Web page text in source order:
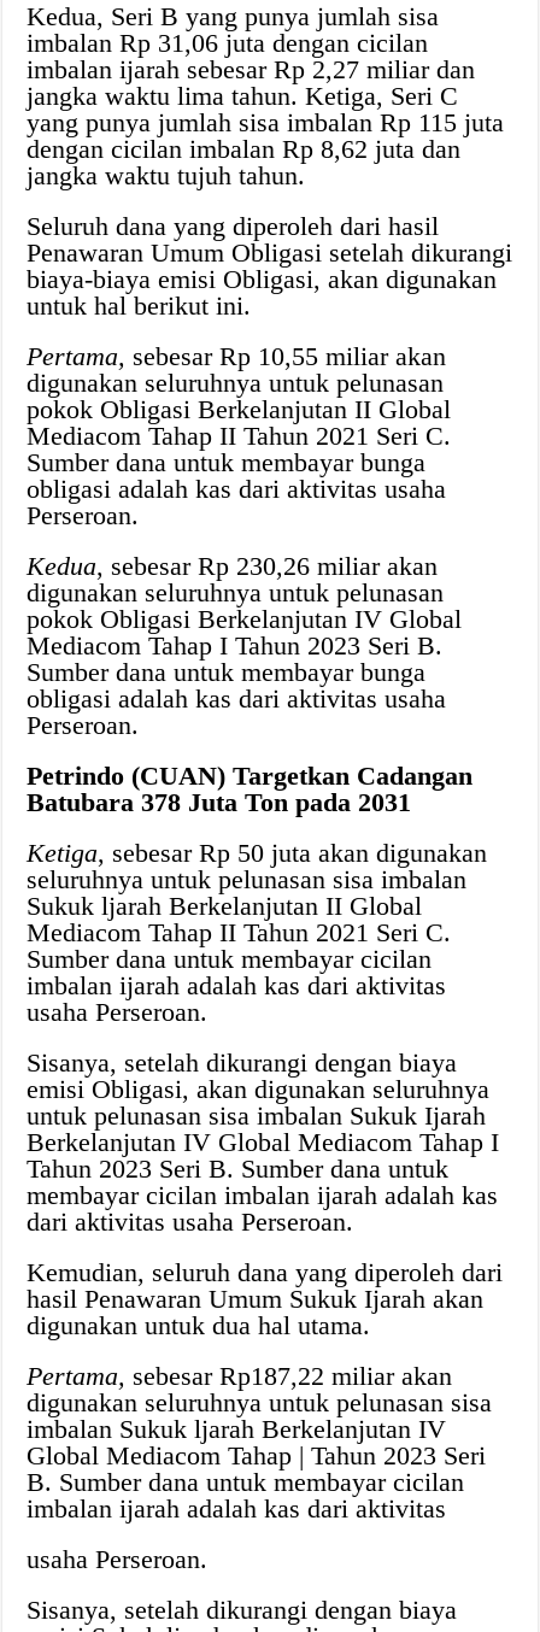
Kedua, Seri B yang punya jumlah sisa
imbalan Rp 31,06 juta dengan cicilan
imbalan ijarah sebesar Rp 2,27 miliar dan
jangka waktu lima tahun. Ketiga, Seri C
yang punya jumlah sisa imbalan Rp 115 juta
dengan cicilan imbalan Rp 8,62 juta dan
jangka waktu tujuh tahun.
Seluruh dana yang diperoleh dari hasil
Penawaran Umum Obligasi setelah dikurangi
biaya-biaya emisi Obligasi, akan digunakan
untuk hal berikut ini.
Pertama, sebesar Rp 10,55 miliar akan
digunakan seluruhnya untuk pelunasan
pokok Obligasi Berkelanjutan II Global
Mediacom Tahap II Tahun 2021 Seri C.
Sumber dana untuk membayar bunga
obligasi adalah kas dari aktivitas usaha
Perseroan.
Kedua, sebesar Rp 230,26 miliar akan
digunakan seluruhnya untuk pelunasan
pokok Obligasi Berkelanjutan IV Global
Mediacom Tahap I Tahun 2023 Seri B.
Sumber dana untuk membayar bunga
obligasi adalah kas dari aktivitas usaha
Perseroan.
Petrindo (CUAN) Targetkan Cadangan
Batubara 378 Juta Ton pada 2031
Ketiga, sebesar Rp 50 juta akan digunakan
seluruhnya untuk pelunasan sisa imbalan
Sukuk ljarah Berkelanjutan II Global
Mediacom Tahap II Tahun 2021 Seri C.
Sumber dana untuk membayar cicilan
imbalan ijarah adalah kas dari aktivitas
usaha Perseroan.
Sisanya, setelah dikurangi dengan biaya
emisi Obligasi, akan digunakan seluruhnya
untuk pelunasan sisa imbalan Sukuk Ijarah
Berkelanjutan IV Global Mediacom Tahap I
Tahun 2023 Seri B. Sumber dana untuk
membayar cicilan imbalan ijarah adalah kas
dari aktivitas usaha Perseroan.
Kemudian, seluruh dana yang diperoleh dari
hasil Penawaran Umum Sukuk Ijarah akan
digunakan untuk dua hal utama.
Pertama, sebesar Rp187,22 miliar akan
digunakan seluruhnya untuk pelunasan sisa
imbalan Sukuk ljarah Berkelanjutan IV
Global Mediacom Tahap | Tahun 2023 Seri
B. Sumber dana untuk membayar cicilan
imbalan ijarah adalah kas dari aktivitas
usaha Perseroan.
Sisanya, setelah dikurangi dengan biaya